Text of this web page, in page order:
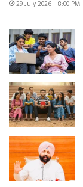
29 July 2026 - 8:00 PM